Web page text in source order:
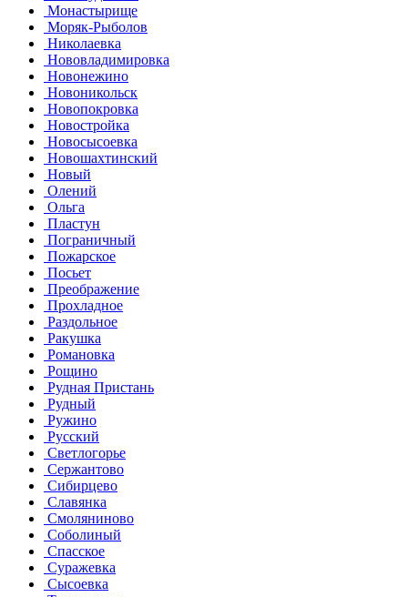
Монастырище
Моряк-Рыболов
Николаевка
Нововладимировка
Новонежино
Новоникольск
Новопокровка
Новостройка
Новосысоевка
Новошахтинский
Новый
Олений
Ольга
Пластун
Пограничный
Пожарское
Посьет
Преображение
Прохладное
Раздольное
Ракушка
Романовка
Рощино
Рудная Пристань
Рудный
Ружино
Русский
Светлогорье
Сержантово
Сибирцево
Славянка
Смоляниново
Соболиный
Спасское
Суражевка
Сысоевка